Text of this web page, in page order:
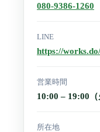
080-9386-1260
LINE
https://
営業時間
10:00 – 19:00（
所在地